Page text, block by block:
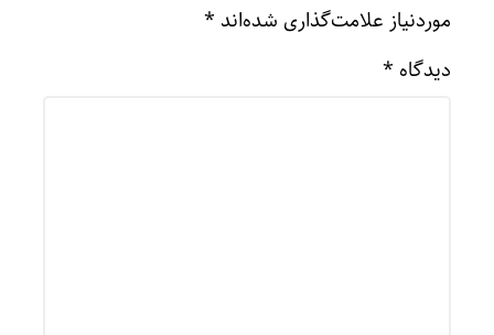
موردنیاز علامت‌گذاری شده‌اند *
دیدگاه *